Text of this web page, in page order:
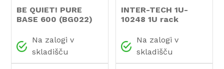
BE QUIET! PURE
BASE 600 (BG022)
črno/srebrno ohišje
Na zalogi v
skladišču
INTER-TECH 1U-
10248 1U rack
strežniško ohišje
Na zalogi v
skladišču